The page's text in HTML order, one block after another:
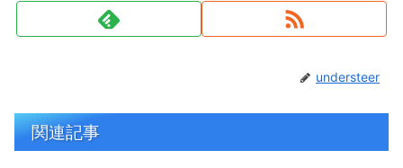
understeer
関連記事